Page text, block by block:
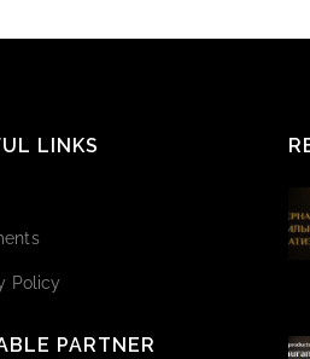
LINKS
Policy
PARTNER